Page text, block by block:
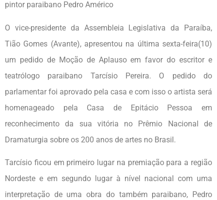
pintor paraibano Pedro Américo
O vice-presidente da Assembleia Legislativa da Paraíba,
Tião Gomes (Avante), apresentou na última sexta-feira(10)
um pedido de Moção de Aplauso em favor do escritor e
teatrólogo paraibano Tarcísio Pereira. O pedido do
parlamentar foi aprovado pela casa e com isso o artista será
homenageado pela Casa de Epitácio Pessoa em
reconhecimento da sua vitória no Prêmio Nacional de
Dramaturgia sobre os 200 anos de artes no Brasil.
Tarcísio ficou em primeiro lugar na premiação para a região
Nordeste e em segundo lugar à nível nacional com uma
interpretação de uma obra do também paraibano, Pedro